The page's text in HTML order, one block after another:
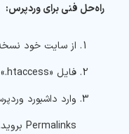
راه‌حل فنی برای وردپرس:
از سایت خود
فایل «htaccess.» را از طریق FTP حذف کنید.
Permalinks بروید.